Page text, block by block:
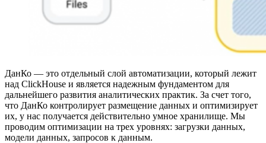
ДанКо — это отдельный слой автоматизации, который лежит
над ClickHouse и является надежным фундаментом для
дальнейшего развития аналитических практик. За счет того,
что ДанКо контролирует размещение данных и оптимизирует
их, у нас получается действительно умное хранилище. Мы
проводим оптимизации на трех уровнях: загрузки данных,
модели данных, запросов к данным.